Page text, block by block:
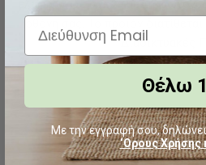
ελαφρώς σε σχέση με τη
Διαδικτυακές
Θέλω
Με την εγγραφή σου,
‘Ορους Χρήσης